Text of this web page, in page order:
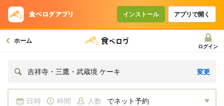
インストール アプリで開く
ホーム
ログイン
吉祥寺・三鷹・武蔵境 ケーキ 変更
日時 時間 人数 でネット予約